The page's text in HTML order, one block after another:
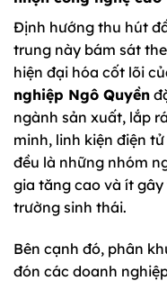
Định hướng thu hút
trung này bám sát
hiện đại hóa cốt lõi
nghiệp Ngô Quyền
ngành sản xuất, lắp
minh, linh kiện điện
đều là những nhóm
gia tăng cao và ít
trường sinh thái.
Bên cạnh đó, phân
đón các doanh